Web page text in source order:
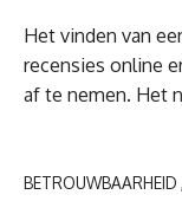
Het vinden van
recensies online
af te nemen. Het
BETROUWBAARHEID